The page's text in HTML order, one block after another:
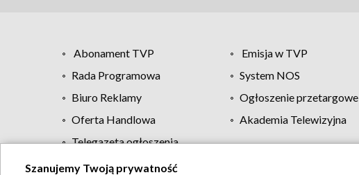
Abonament TVP Emisja w TVP
Rada Programowa
System NOS
Biuro Reklamy
Ogłoszenie przetargowe
Oferta Handlowa
Akademia Telewizyjna
Telegazeta ogłoszenia
Szanujemy Twoją prywatność